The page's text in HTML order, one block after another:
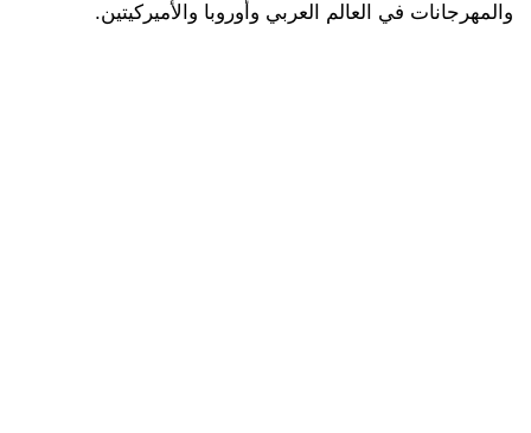
والمهرجانات في العالم العربي وأوروبا والأميركيتين.